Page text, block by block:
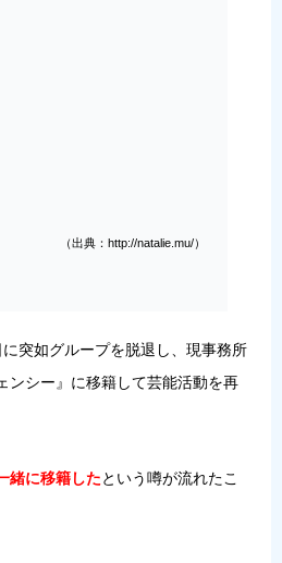
（出典：http://natalie.mu/）
突如グループを脱退し、現事務所
ンシー』に移籍して芸能活動を再
緒に移籍したという噂が流れたこ